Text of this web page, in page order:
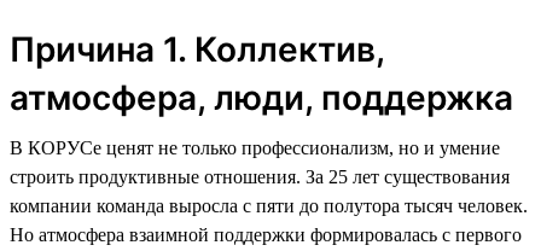
Причина 1. Коллектив,
атмосфера, люди, поддержка
В КОРУСе ценят не только профессионализм, но и умение
строить продуктивные отношения. За 25 лет существования
компании команда выросла с пяти до полутора тысяч человек.
Но атмосфера взаимной поддержки формировалась с первого